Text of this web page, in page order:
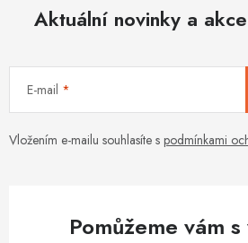
Aktuální novinky a
E-mail
Vložením e-mailu souhlasíte s podmínkami
Pomůžeme vám